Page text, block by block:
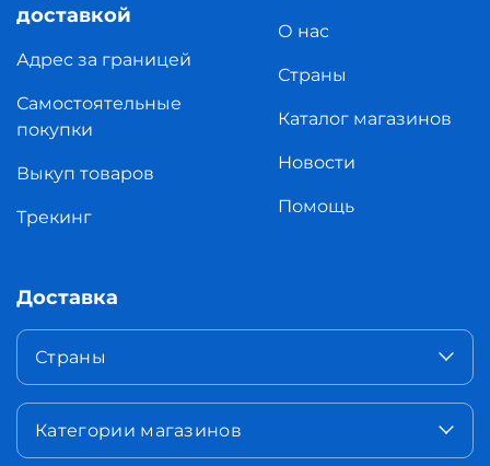
доставкой
Адрес за границей
Самостоятельные
покупки
Выкуп товаров
Трекинг
О нас
Страны
Каталог магазинов
Новости
Помощь
Доставка
Страны
Категории магазинов